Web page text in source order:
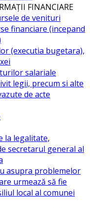
FINANCIARE
de venituri
financiare (incepand
(executia bugetara),
salariale
legii, precum si alte
de acte
la legalitate,
secretarul general al
asupra problemelor
urmează să fie
local al comunei